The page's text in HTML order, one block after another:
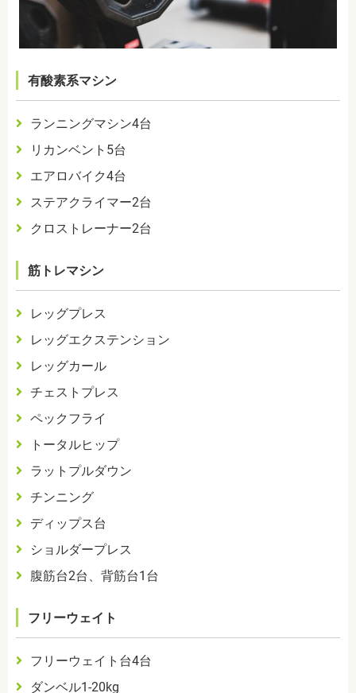
有酸素系マシン
ランニングマシン4台
リカンベント 5台
エアロバイク4台
ステアクライマー2台
クロストレーナー2台
筋トレマシン
レッグプレス
レッグエクステンション
レッグカール
チェストプレス
ペックフライ
トータルヒップ
ラットプルダウン
チンニング
ディップス台
ショルダープレス
腹筋台2台、背筋台1 台
フリーウェイト
フリーウェイト台4台
ダンベル1-20kg